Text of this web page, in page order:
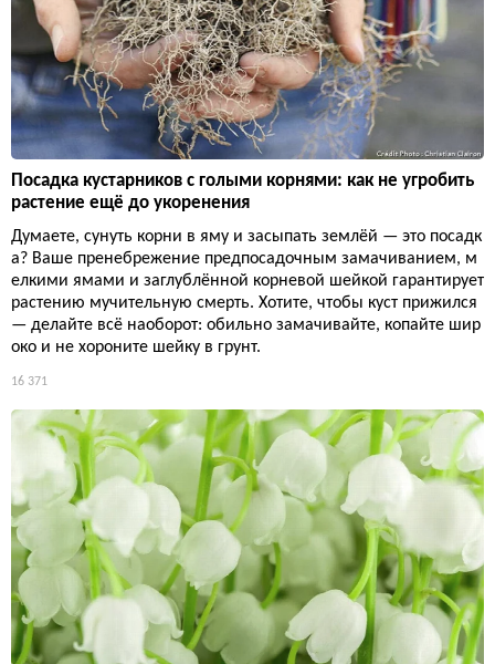
Посадка кустарников с голыми корнями: как не угробить
растение ещё до укоренения
Думаете, сунуть корни в яму и засыпать землёй — это посадк
а? Ваше пренебрежение предпосадочным замачиванием, м
елкими ямами и заглублённой корневой шейкой гарантирует
растению мучительную смерть. Хотите, чтобы куст прижился
— делайте всё наоборот: обильно замачивайте, копайте шир
око и не хороните шейку в грунт.
16 371